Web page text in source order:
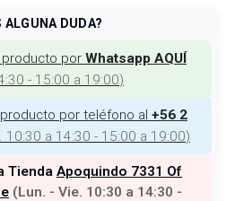
ALGUNA DUDA?
por Whatsapp AQUÍ
- 15:00 a 19:00)
por teléfono al +56 2
10:30 a 14:30 - 15:00 a 19:00)
Tienda Apoquindo 7331 Of
(Lun. - Vie. 10:30 a 14:30 -